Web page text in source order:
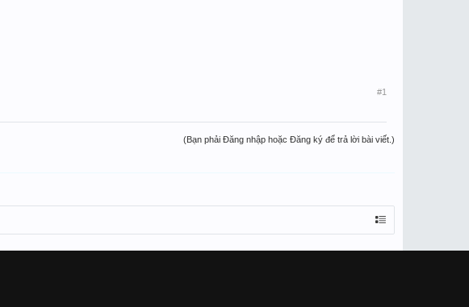
#1
(Bạn phải Đăng nhập hoặc Đăng ký để trả lời bài viết.)